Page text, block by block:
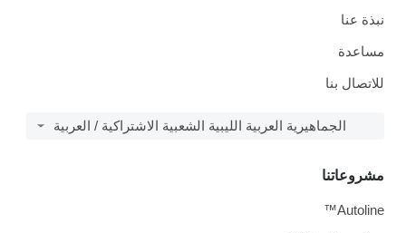
نبذة عنا
مساعدة
للاتصال بنا
الجماهيرية العربية الليبية الشعبية الاشتراكية / العربية
مشروعاتنا
Autoline™